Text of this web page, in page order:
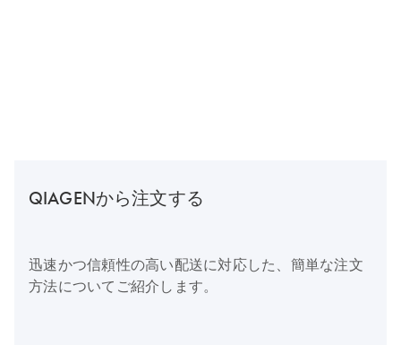
QIAGENから注文する
迅速かつ信頼性の高い配送に対応した、簡単な注文
方法についてご紹介します。